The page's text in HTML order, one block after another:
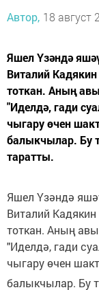
Автор, 18 август
Яшел Үзәндә
Виталий
тоткан. Аның
"Иделдә, гади
чыгару өчен
балыкчылар. Бу
таратты.
Яшел Үзәндә
Виталий
тоткан. Аның
"Иделдә, гади
чыгару өчен
балыкчылар. Бу